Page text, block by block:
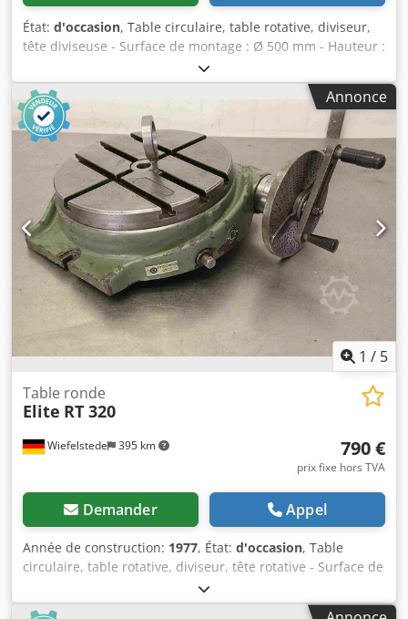
État: d'occasion, Table circulaire, table rotative, diviseur,
tête diviseuse - Surface de montage : Ø 500 mm - Hauteur :
120 mm - Rainure : mm - Dimensions :
660 / 680 / H120 mm - Poids : 129 kg Credpfecktx Tox Ahhjf
Annonce
1 / 5
Wiefelstede 395 km
Table ronde
Elite RT 320
790 €
prix fixe hors TVA
Demander Appel
Année de construction: 1977, État: d'occasion, Table
circulaire, table rotative, diviseur, tête rotative - Surface de
fixation : Ø 320 mm Crjdpofwx U Djfx Ahhof - Alésage
central : Ø 25/40 mm - Hauteur : 110 mm - Largeur de la